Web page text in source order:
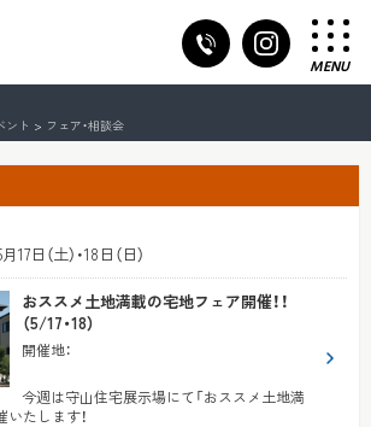
MENU
ント > フェア・相談会
日（土）・18日（日）
おススメ土地満載の宅地フェア開催！！
（5/17・18）
開催地：
今週は守山住宅展示場にて「おススメ土地満
たします！